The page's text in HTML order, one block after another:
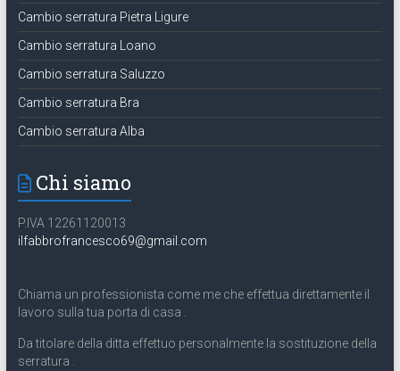
Cambio serratura Pietra Ligure
Cambio serratura Loano
Cambio serratura Saluzzo
Cambio serratura Bra
Cambio serratura Alba
Chi siamo
P.IVA 12261120013
ilfabbrofrancesco69@gmail.com
Chiama un professionista come me che effettua direttamente il
lavoro sulla tua porta di casa .
Da titolare della ditta effettuo personalmente la sostituzione della
serratura .